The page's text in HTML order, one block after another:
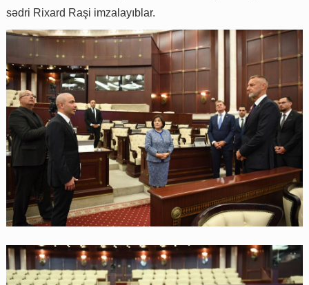
sədri Rixard Raşi imzalayıblar.